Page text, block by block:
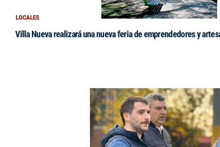
LOCALES
Villa Nueva realizará una nueva feria de emprendedores y